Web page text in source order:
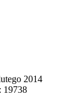
2014
19738